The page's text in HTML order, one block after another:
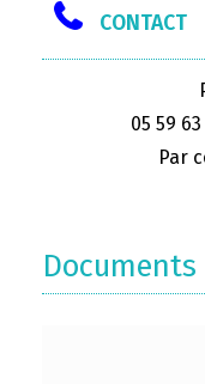
CONTACT
05 59
Par